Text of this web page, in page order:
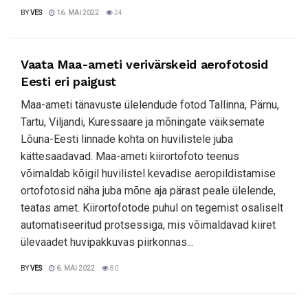
BYVES 16. MAI 2022 24
Vaata Maa-ameti verivärskeid aerofotosid
Eesti eri paigust
Maa-ameti tänavuste ülelendude fotod Tallinna, Pärnu,
Tartu, Viljandi, Kuressaare ja mõningate väiksemate
Lõuna-Eesti linnade kohta on huvilistele juba
kättesaadavad. Maa-ameti kiirortofoto teenus
võimaldab kõigil huvilistel kevadise aeropildistamise
ortofotosid näha juba mõne aja pärast peale ülelende,
teatas amet. Kiirortofotode puhul on tegemist osaliselt
automatiseeritud protsessiga, mis võimaldavad kiiret
ülevaadet huvipakkuvas piirkonnas...
BYVES 6. MAI 2022 80